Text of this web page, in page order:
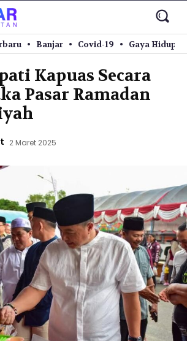
Banjar Covid-19 Gaya Hidup
Kapuas Secara
Pasar Ramadan
2 Maret 2025